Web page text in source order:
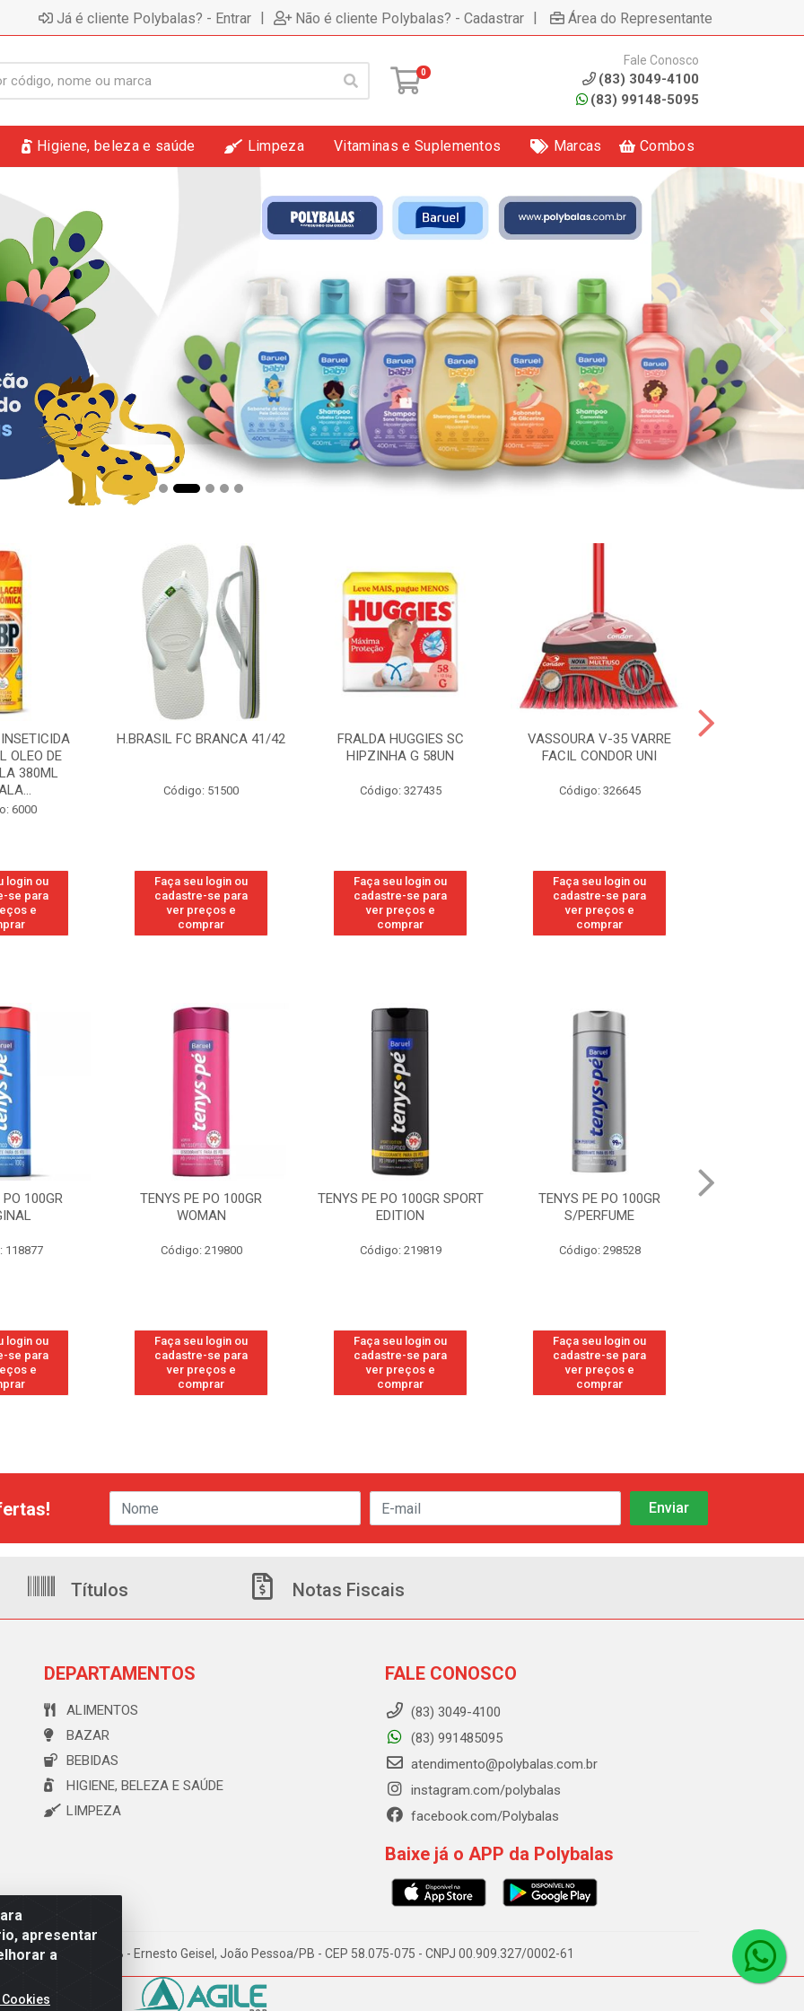
Já é cliente Polybalas? - Entrar | Não é cliente Polybalas? - Cadastrar | Área do Representante
0
Fale Conosco
(83) 3049-4100
(83) 99148-5095
Higiene, beleza e saúde Limpeza Vitaminas e Suplementos Marcas Combos
OLEO DE
380ML
6000
login ou
se para
e
H.BRASIL FC BRANCA 41/42
Código: 51500
Faça seu login ou
cadastre-se para
ver preços e
comprar
FRALDA HUGGIES SC
HIPZINHA G 58UN
Código: 327435
Faça seu login ou
cadastre-se para
ver preços e
comprar
VASSOURA V-35 VARRE
FACIL CONDOR UNI
Código: 326645
Faça seu login ou
cadastre-se para
ver preços e
comprar
100GR
118877
login ou
se para
e
TENYS PE PO 100GR
WOMAN
Código: 219800
Faça seu login ou
cadastre-se para
ver preços e
comprar
TENYS PE PO 100GR SPORT
EDITION
Código: 219819
Faça seu login ou
cadastre-se para
ver preços e
comprar
TENYS PE PO 100GR
S/PERFUME
Código: 298528
Faça seu login ou
cadastre-se para
ver preços e
comprar
apresentar
a
Títulos Notas Fiscais
DEPARTAMENTOS
ALIMENTOS
BAZAR
BEBIDAS
HIGIENE, BELEZA E SAÚDE
LIMPEZA
FALE CONOSCO
(83) 3049-4100
(83) 991485095
atendimento@polybalas.com.br
instagram.com/polybalas
facebook.com/Polybalas
Baixe já o APP da Polybalas
173 Galpão B - Ernesto Geisel, João Pessoa/PB - CEP 58.075-075 - CNPJ 00.909.327/0002-61